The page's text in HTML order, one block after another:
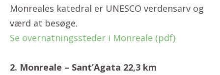
Monreales katedral er UNESCO verdensarv og
værd at besøge.
Se overnatningssteder i Monreale (pdf)
2. Monreale – Sant’Agata 22,3 km